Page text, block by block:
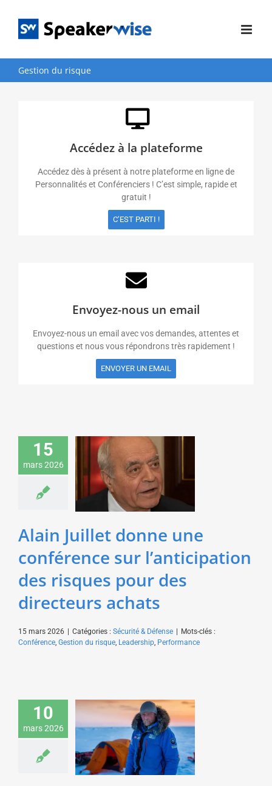
contenu
Gestion du risque
15
mars 2026
Alain Juillet donne une
conférence sur
l’anticipation des
risques pour des
directeurs achats
Sécurité & Défense
Alain Juillet donne une
conférence sur l’anticipation
des risques pour des
directeurs achats
15 mars 2026 Catégories : Sécurité & Défense
Mots-clés :
Conférence, Gestion du risque, Leadership, Performance
10
mars 2026
Alban Michon donne
une conférence sur le
dépassement de soi
pour un laboratoire
pharmaceutique
Sport & Aventure
Accédez à la plateforme
Accédez dès à présent à notre plateforme en ligne de
Personnalités et Conférenciers ! C’est simple, rapide et
gratuit !
C’EST PARTI !
Envoyez-nous un email
Envoyez-nous un email avec vos demandes, attentes et
questions et nous vous répondrons très rapidement !
ENVOYER UN EMAIL